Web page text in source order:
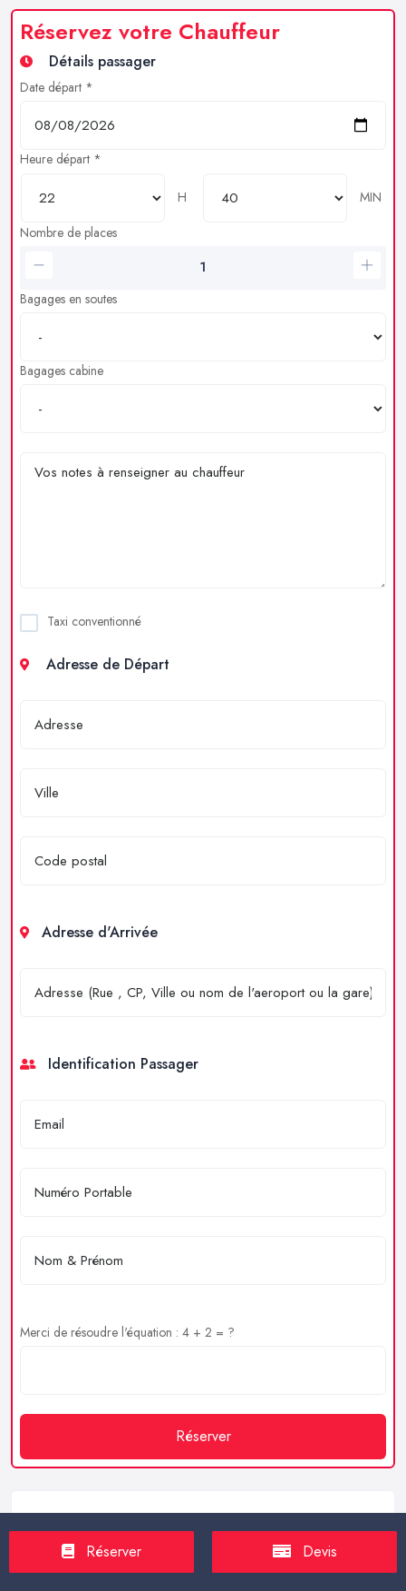
Réservez votre Chauffeur
Détails passager
Date départ *
Heure départ *
H
MIN
Nombre de places
Bagages en soutes
Bagages cabine
Taxi conventionné
Adresse de Départ
Adresse d'Arrivée
Identification Passager
Merci de résoudre l'équation : 4 + 2 = ?
Réserver
Service client
https://proxilive.fr
Réserver Devis